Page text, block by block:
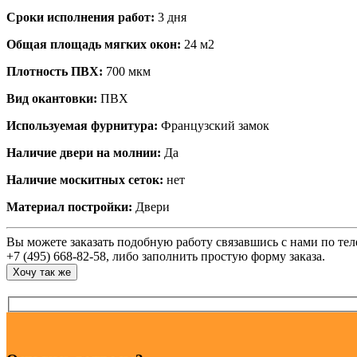
Сроки исполнения работ: 3 дня
Общая площадь мягких окон: 24 м2
Плотность ПВХ: 700 мкм
Вид окантовки: ПВХ
Используемая фурнитура: Французский замок
Наличие двери на молнии: Да
Наличие москитных сеток: нет
Материал постройки: Двери
Вы можете заказать подобную работу связавшись с нами по
+7 (495) 668-82-58, либо заполнить простую форму заказа.
Хочу так же